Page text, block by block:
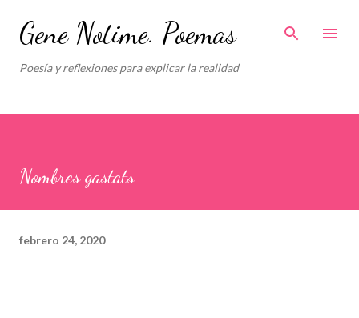
Ir al contenido principal
Gene Notime. Poemas
Poesía y reflexiones para explicar la realidad
Nombres gastats
febrero 24, 2020